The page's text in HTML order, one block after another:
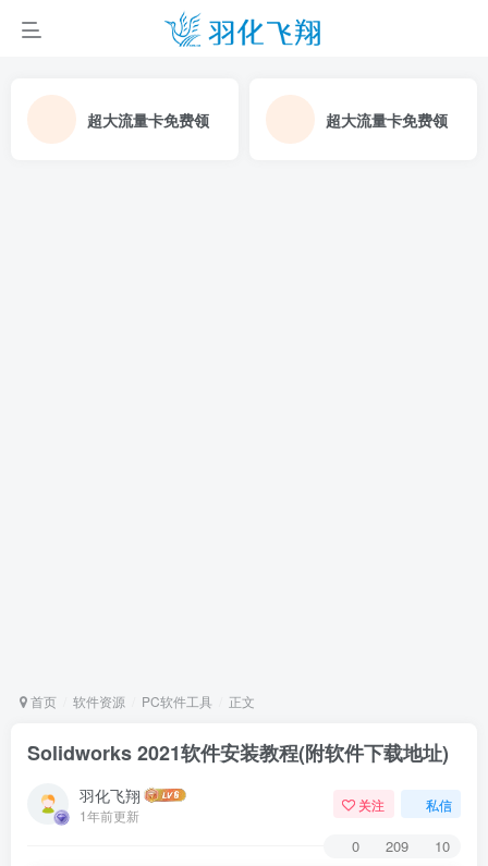
超大流量卡免费领 超大流量卡免费领
首页 软件资源 PC软件工具 正文
Solidworks 2021软件安装教程(附软件下载地址)
羽化飞翔
1年前更新
关注 私信
0 209 10